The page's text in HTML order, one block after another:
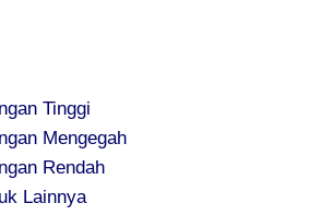
Tinggi
Mengegah
Rendah
Lainnya